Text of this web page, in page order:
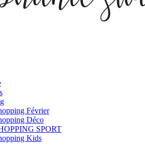
Février
Déco
SPORT
Kids